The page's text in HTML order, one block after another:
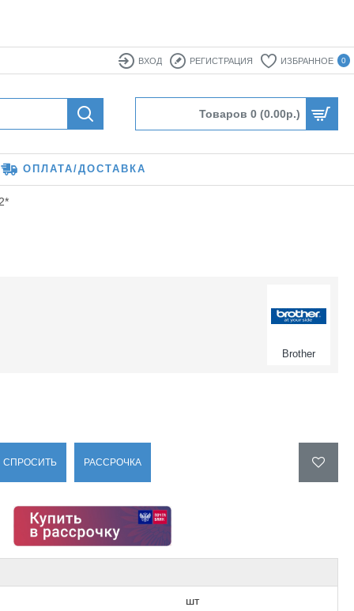
ВХОД РЕГИСТРАЦИЯ ИЗБРАННОЕ 0
Товаров 0 (0.00р.)
ОПЛАТА/ДОСТАВКА
Brother
СПРОСИТЬ РАССРОЧКА
шт